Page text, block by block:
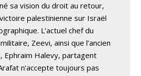
sa vision du droit au retour,
palestinienne sur Israël
L’actuel chef du
Zeevi, ainsi que l’ancien
Ephraim Halevy, partagent
n’accepte toujours pas